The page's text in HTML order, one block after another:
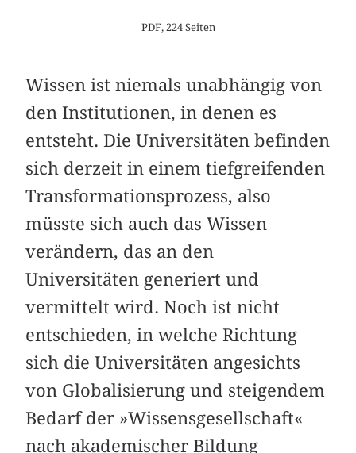
PDF, 224 Seiten
Wissen ist niemals unabhängig von
den Institutionen, in denen es
entsteht. Die Universitäten befinden
sich derzeit in einem tiefgreifenden
Transformationsprozess, also
müsste sich auch das Wissen
verändern, das an den
Universitäten generiert und
vermittelt wird. Noch ist nicht
entschieden, in welche Richtung
sich die Universitäten angesichts
von Globalisierung und steigendem
Bedarf der »Wissensgesellschaft«
nach akademischer Bildung